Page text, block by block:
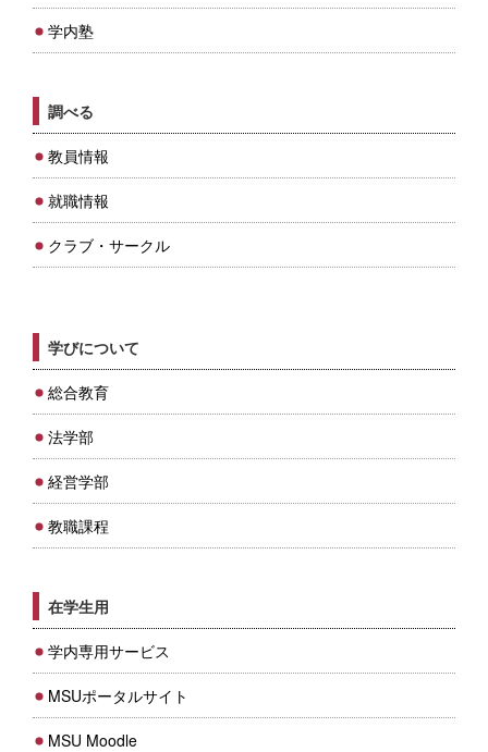
学内塾
調べる
教員情報
就職情報
クラブ・サークル
学びについて
総合教育
法学部
経営学部
教職課程
在学生用
学内専用サービス
MSUポータルサイト
MSU Moodle